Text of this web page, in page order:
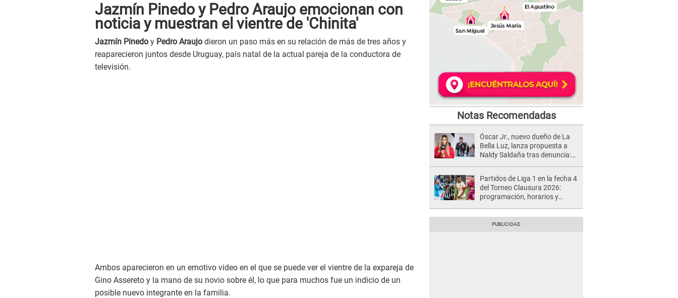
Jazmín Pinedo y Pedro Araujo emocionan con
noticia y muestran el vientre de 'Chinita'
Jazmín Pinedo y Pedro Araujo dieron un paso más en su relación de más de tres años y
reaparecieron juntos desde Uruguay, país natal de la actual pareja de la conductora de
televisión.
Ambos aparecieron en un emotivo video en el que se puede ver el vientre de la expareja de
Gino Assereto y la mano de su novio sobre él, lo que para muchos fue un indicio de un
posible nuevo integrante en la familia.
Notas Recomendadas
Óscar Jr., nuevo dueño de La
Bella Luz, lanza propuesta a
Naldy Saldaña tras denuncia:
Partidos de Liga 1 en la fecha 4
del Torneo Clausura 2026:
programación, horarios y